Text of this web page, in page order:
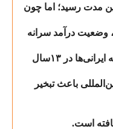
مدت رسید؛ اما چون
وضعیت درآمد سرانه
در ۱۳سال
باعث تبخیر
است.